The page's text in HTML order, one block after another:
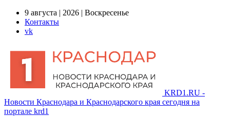
9 августа | 2026 | Воскресенье
Контакты
vk
KRD1.RU -
Новости Краснодара и Краснодарского края сегодня на
портале krd1